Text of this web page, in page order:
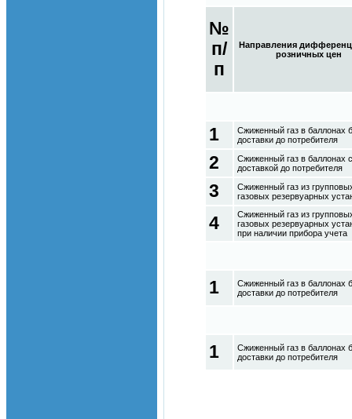
№
п/
п
Направления
розничных цен
1
Сжиженный газ в баллонах
доставки до потребителя
2
Сжиженный газ в баллонах с
доставкой до потребителя
3
Сжиженный газ из
газовых резервуарных
4
Сжиженный газ из
газовых резервуарных
при наличии прибора учета
1
Сжиженный газ в баллонах
доставки до потребителя
1
Сжиженный газ в баллонах
доставки до потребителя